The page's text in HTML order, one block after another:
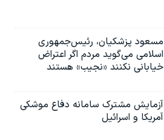
مسعود پزشکیان، رئيس‌جمهوری
اسلامی می‌گوید مردم اگر اعتراض
خیابانی نکنند «نجیب» هستند
آزمایش مشترک سامانه دفاع موشکی
آمریکا و اسرائیل